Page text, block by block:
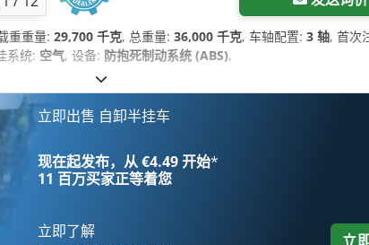
重重量: 29,700 千克, 总重量: 36,000 千克, 车轴配置: 3 轴, 首次
系统: 空气, 设备: 防抱死制动系统 (ABS),
立即出售 自卸半挂车
现在起发布，从 €4.49 开始*
11 百万买家正等着您
立即了解
立